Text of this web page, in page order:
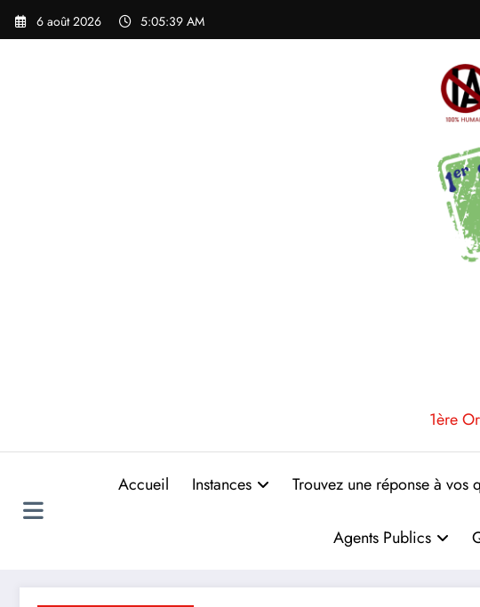
Aller
6 août 2026 5:05:40 AM
1ère
Accueil Instances Trouvez une réponse à vos
Agents Publics